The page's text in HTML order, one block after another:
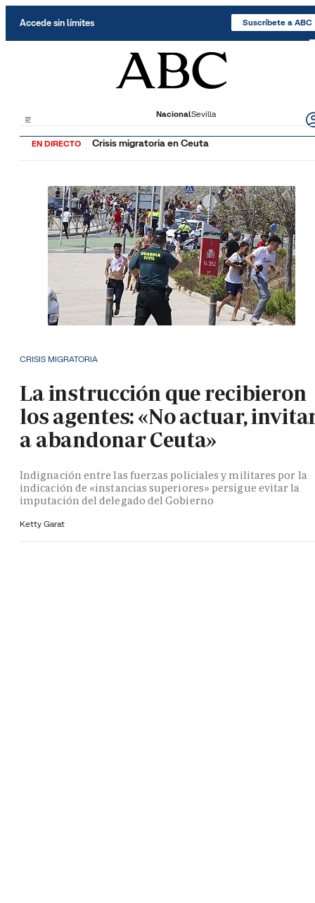
Accede sin límites Suscríbete a ABC
NacionalSevilla
EN DIRECTO Crisis migratoria en Ceuta
CRISIS MIGRATORIA
La instrucción que recibieron
los agentes: «No actuar,
a abandonar Ceuta»
Indignación entre las fuerzas policiales y militares por la
indicación de «instancias superiores» persigue evitar la
imputación del delegado del Gobierno
Ketty Garat